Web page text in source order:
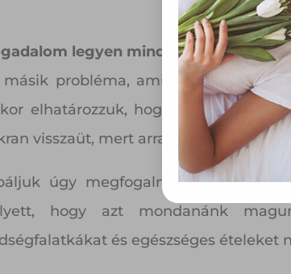
legyen mindig jól
másik probléma, ami megnehezíti a
elhatározzuk, hogy abbahagyjuk
visszaüt, mert arra késztet
úgy megfogalmazni a
hogy azt mondanánk
és egészséges ételeket
eszközén